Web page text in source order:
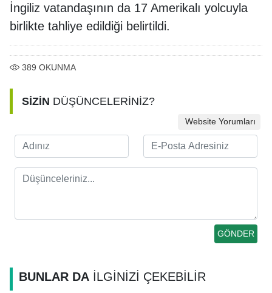
İngiliz vatandaşının da 17 Amerikalı yolcuyla
birlikte tahliye edildiği belirtildi.
389 OKUNMA
SİZİN DÜŞÜNCELERİNİZ?
Website Yorumları
BUNLAR DA İLGİNİZİ ÇEKEBİLİR